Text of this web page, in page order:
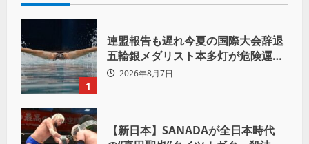
1
連盟報告も遅れ今夏の国際大会辞退
五輪銀メダリスト本多灯が危険運転
致傷で起訴
2026年8月7日
【新日本】SANADAが全日本時代